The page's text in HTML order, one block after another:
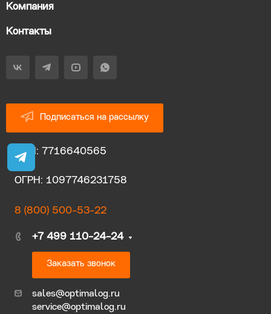
Компания
Контакты
Подписаться на рассылку
ИНН: 7716640565
ОГРН: 1097746231758
8 (800) 500-53-22
+7 499 110-24-24
Заказать звонок
sales@optimalog.ru
service@optimalog.ru